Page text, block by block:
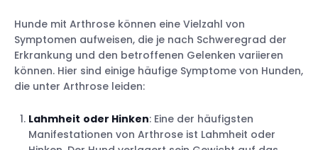
Hunde mit Arthrose können eine Vielzahl von
Symptomen aufweisen, die je nach Schweregrad der
Erkrankung und den betroffenen Gelenken variieren
können. Hier sind einige häufige Symptome von Hunden,
die unter Arthrose leiden:
Lahmheit oder Hinken: Eine der häufigsten
Manifestationen von Arthrose ist Lahmheit oder